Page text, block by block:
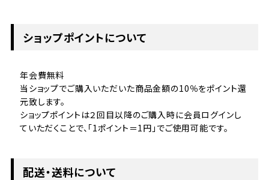
ショップポイントについて
年会費無料
当ショップでご購入いただいた商品金額の10％をポイント還
元致します。
ショップポイントは２回目以降のご購入時に会員ログインし
ていただくことで、「1ポイント＝1円」でご使用可能です。
配送・送料について